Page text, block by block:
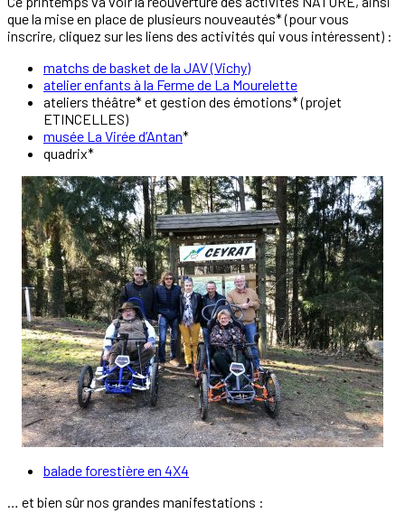
que la mise en place de plusieurs nouveautés* (pour vous
inscrire, cliquez sur les liens des activités qui vous intéressent) :
matchs de basket de la JAV (Vichy)
atelier enfants à la Ferme de La Mourelette
ateliers théâtre* et gestion des émotions* (projet
ETINCELLES)
musée La Virée d’Antan*
quadrix*
balade forestière en 4X4
… et bien sûr nos grandes manifestations :